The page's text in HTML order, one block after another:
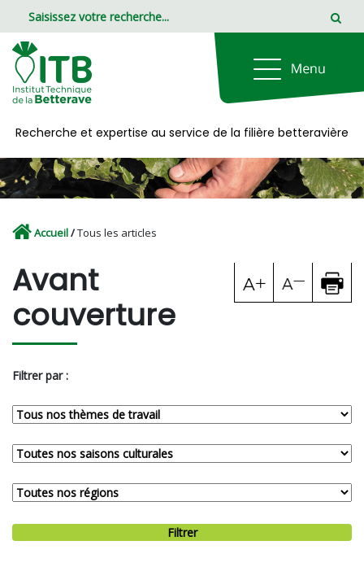
Recherche et expertise au service de la filière betteravière
Accueil/Tous les articles
Avant
couverture
Filtrer par :
Filtrer
Panneau de gestion des cookies